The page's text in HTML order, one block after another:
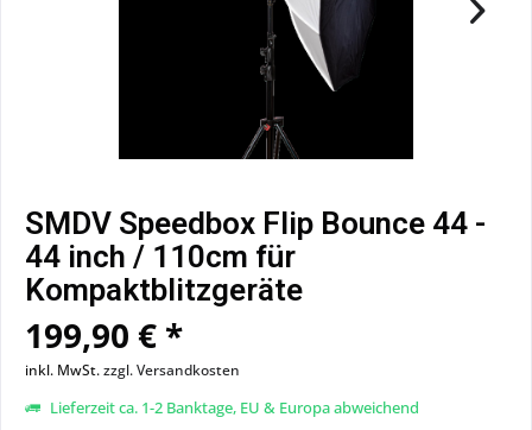
SMDV Speedbox Flip Bounce 44 -
44 inch / 110cm für
Kompaktblitzgeräte
199,90 € *
inkl. MwSt.zzgl. Versandkosten
Lieferzeit ca. 1-2 Banktage, EU & Europa abweichend